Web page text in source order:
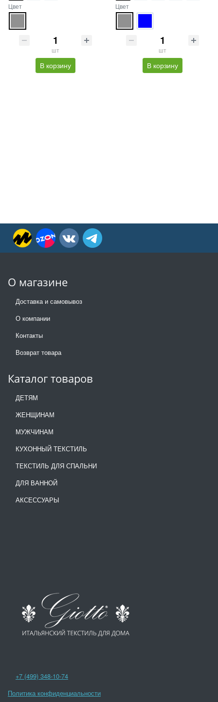
Цвет
шт
В корзину
Цвет
шт
В корзину
О магазине
Доставка и самовывоз
О компании
Контакты
Возврат товара
Каталог товаров
ДЕТЯМ
ЖЕНЩИНАМ
МУЖЧИНАМ
КУХОННЫЙ ТЕКСТИЛЬ
ТЕКСТИЛЬ ДЛЯ СПАЛЬНИ
ДЛЯ ВАННОЙ
АКСЕССУАРЫ
+7 (499) 348-10-74
Политика конфиденциальности